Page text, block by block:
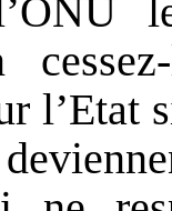
l’Etat